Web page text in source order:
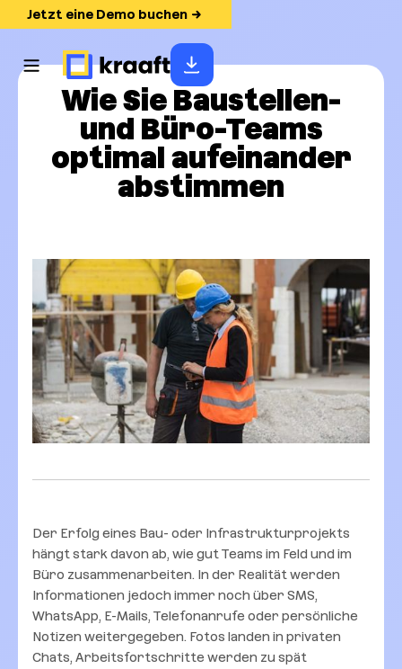
Jetzt eine Demo buchen
Wie Sie Baustellen-
und Büro-Teams
optimal aufeinander
abstimmen
Der Erfolg eines Bau- oder Infrastrukturprojekts
hängt stark davon ab, wie gut Teams im Feld und im
Büro zusammenarbeiten. In der Realität werden
Informationen jedoch immer noch über SMS,
WhatsApp, E-Mails, Telefonanrufe oder persönliche
Notizen weitergegeben. Fotos landen in privaten
Chats, Arbeitsfortschritte werden zu spät